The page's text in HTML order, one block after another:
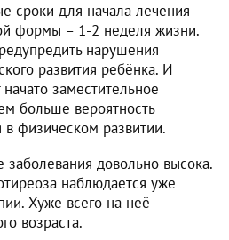
сроки для начала лечения
формы – 1-2 неделя жизни.
нарушения
развития ребёнка. И
заместительное
больше вероятность
в физическом развитии.
довольно высока.
наблюдается уже
Хуже всего на неё
возраста.